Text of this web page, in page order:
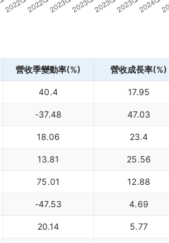
營收季變動率(%) 營收成長率(%)
40.4 17.95
-37.48 47.03
18.06 23.4
13.81 25.56
75.01 12.88
-47.53 4.69
20.14 5.77